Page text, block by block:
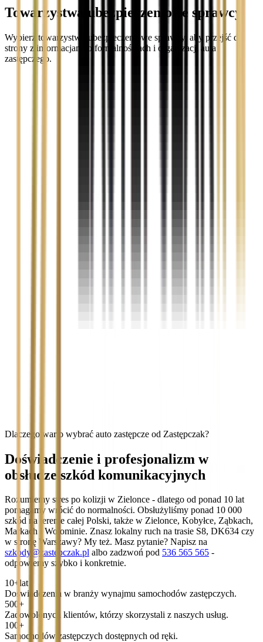
Towarzystwa ubezpieczeniowe sprawcy
Wybierz towarzystwo ubezpieczeniowe sprawcy, aby przejść do
strony z informacjami o formalnościach i organizacji auta
zastępczego.
Dlaczego warto wybrać auto zastępcze od Zastępczak?
Doświadczenie i profesjonalizm w
obsłudze szkód komunikacyjnych
Rozumiemy stres po kolizji w Zielonce - dlatego od ponad 10 lat
pomagamy wrócić do normalności. Obsłużyliśmy ponad 10 000
szkód na terenie całej Polski, także w Zielonce, Kobyłce, Ząbkach,
Markach i Wołominie. Znasz lokalny ruch na trasie S8, DK634 czy
w stronę Warszawy? My też. Masz pytanie? Napisz na
szkody@zastepczak.pl albo zadzwoń pod 536 565 565 -
odpowiemy szybko i konkretnie.
10+ lat
Doświadczenia w branży wynajmu samochodów zastępczych.
500+
Zadowolonych klientów, którzy skorzystali z naszych usług.
100+
Samochodów zastępczych dostępnych od ręki.